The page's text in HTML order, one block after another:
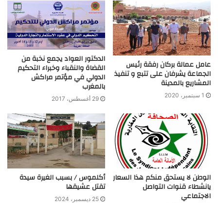
عامل عمالة بركان رفقة رئيس
الجماعة يشرفان على تتبع و تنفيذ
المشاريع بالمدينة
1 سبتمبر، 2020
الدكتور العواد يجمع نخبة من
القضاة والنقباء وخبراء التحكيم
الدولي في مؤتمر مراكش
بالمغرب
29 أغسطس، 2017
الوطن لا يستحق منكم هذا السعار
يانشطاء قنوات التواصل
الاجتماعي
أكلموس / بسبب الغيرة سيدة
تقتل عشيقها
25 ديسمبر، 2024